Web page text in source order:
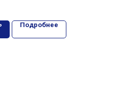
Подробнее